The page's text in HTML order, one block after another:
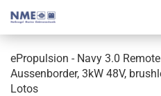
ePropulsion - Navy 3.0
Aussenborder, 3kW 48V,
Lotos